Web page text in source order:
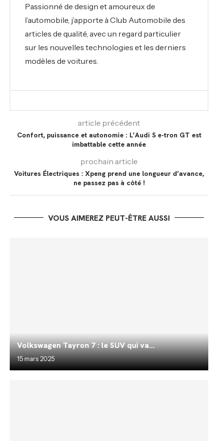
Passionné de design et amoureux de
l’automobile, j’apporte à Club Automobile des
articles de qualité, avec un regard particulier
sur les nouvelles technologies et les derniers
modèles de voitures.
article précédent
Confort, puissance et autonomie : L’Audi S e-tron GT est
imbattable cette année
prochain article
Voitures Électriques : Xpeng prend une longueur d’avance,
ne passez pas à côté !
VOUS AIMEREZ PEUT-ÊTRE AUSSI
Volkswagen Tayron 7 : le SUV qui va...
15 mars 2025